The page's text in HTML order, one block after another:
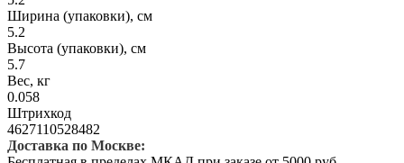
Ширина (упаковки), см
5.2
Высота (упаковки), см
5.7
Вес, кг
0.058
Штрихкод
4627110528482
Доставка по Москве: